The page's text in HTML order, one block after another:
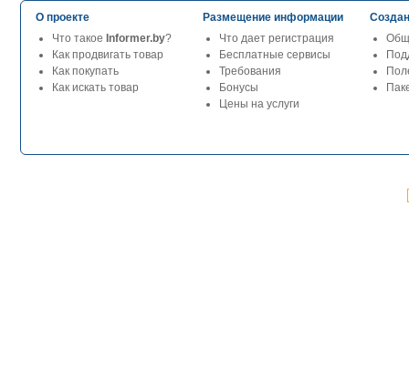
О проекте
Что такое Informer.by?
Как продвигать товар
Как покупать
Как искать товар
Размещение информации
Что дает регистрация
Бесплатные сервисы
Требования
Бонусы
Цены на услуги